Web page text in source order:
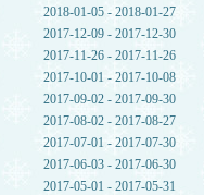
2018-01-05 - 2018-01-27
2017-12-09 - 2017-12-30
2017-11-26 - 2017-11-26
2017-10-01 - 2017-10-08
2017-09-02 - 2017-09-30
2017-08-02 - 2017-08-27
2017-07-01 - 2017-07-30
2017-06-03 - 2017-06-30
2017-05-01 - 2017-05-31